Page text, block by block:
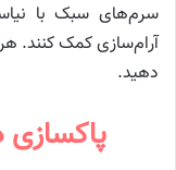
سرم‌های سبک با
آرام‌سازی کمک کنند.
دهید.
پاکسازی